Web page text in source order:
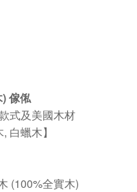
傢俬
式及美國木材
白蠟木】
(100%全實木)